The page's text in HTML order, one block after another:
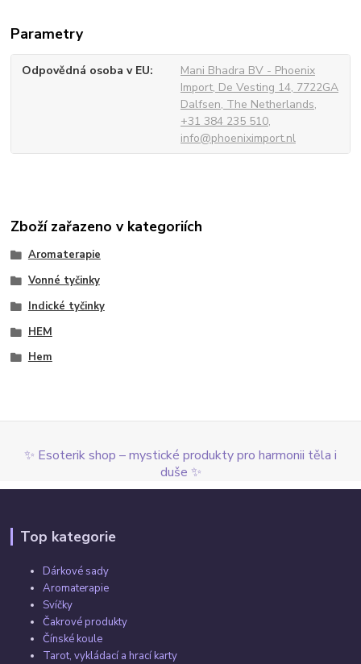
Parametry
Odpovědná osoba v EU
Mani Bhadra BV - Phoenix
Import, De Vesting 14, 7722GA
Dalfsen, The Netherlands,
+31 384 235 510,
info@phoeniximport.nl
Zboží zařazeno v kategoriích
Aromaterapie
Vonné tyčinky
Indické tyčinky
HEM
Hem
✨ Esoterik shop – mystické produkty pro harmonii těla i
duše ✨
Top kategorie
Dárkové sady
Aromaterapie
Svíčky
Čakrové produkty
Čínské koule
Tarot, vykládací a hrací karty